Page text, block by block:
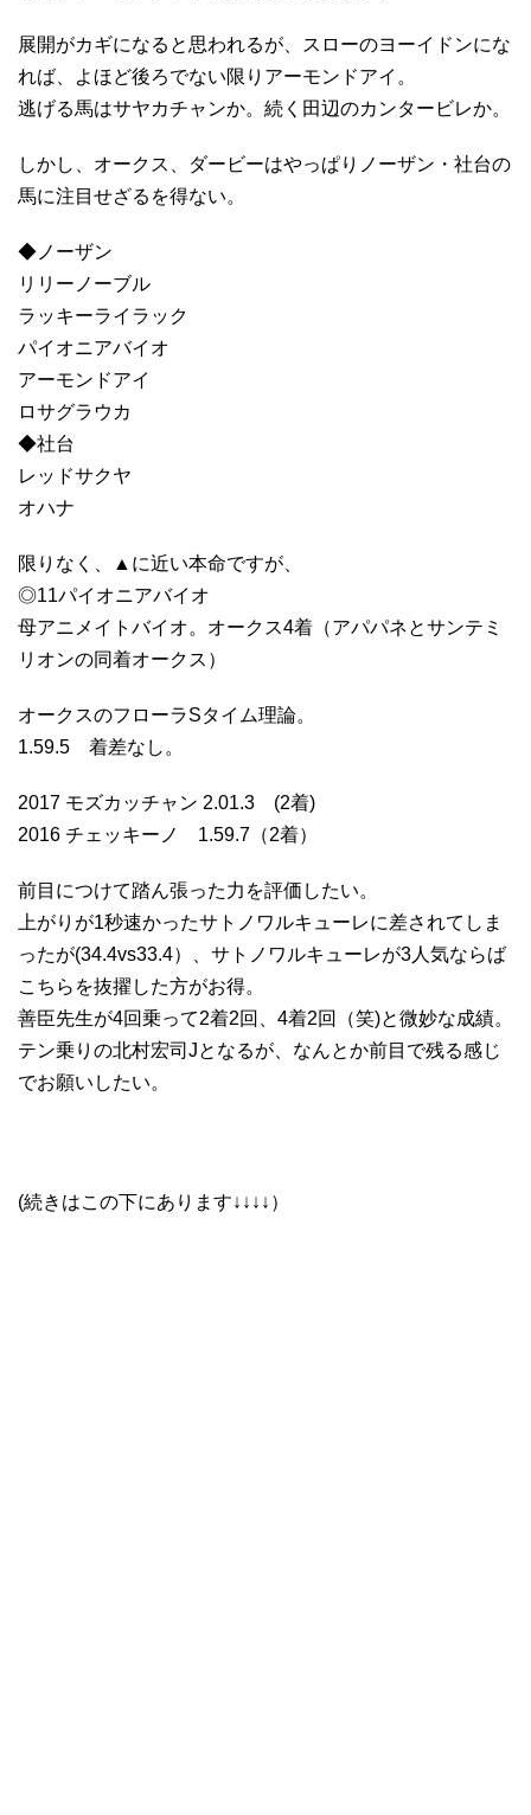
展開がカギになると思われるが、スローのヨーイドンにな
れば、よほど後ろでない限りアーモンドアイ。
逃げる馬はサヤカチャンか。続く田辺のカンタービレか。
しかし、オークス、ダービーはやっぱりノーザン・社台の
馬に注目せざるを得ない。
◆ノーザン
リリーノーブル
ラッキーライラック
パイオニアバイオ
アーモンドアイ
ロサグラウカ
◆社台
レッドサクヤ
オハナ
限りなく、▲に近い本命ですが、
◎11パイオニアバイオ
母アニメイトバイオ。オークス4着（アパパネとサンテミ
リオンの同着オークス）
オークスのフローラSタイム理論。
1.59.5 着差なし。
2017 モズカッチャン 2.01.3 (2着)
2016 チェッキーノ 1.59.7（2着）
前目につけて踏ん張った力を評価したい。
上がりが1秒速かったサトノワルキューレに差されてしま
ったが(34.4vs33.4）、サトノワルキューレが3人気ならば
こちらを抜擢した方がお得。
善臣先生が4回乗って2着2回、4着2回（笑)と微妙な成績。
テン乗りの北村宏司Jとなるが、なんとか前目で残る感じ
でお願いしたい。
(続きはこの下にあります↓↓↓↓）